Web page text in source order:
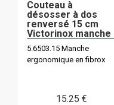
Couteau à
désosser à dos
renversé 15 cm
Victorinox manche
noir
5.6503.15 Manche
ergonomique en fibrox
15.25 €